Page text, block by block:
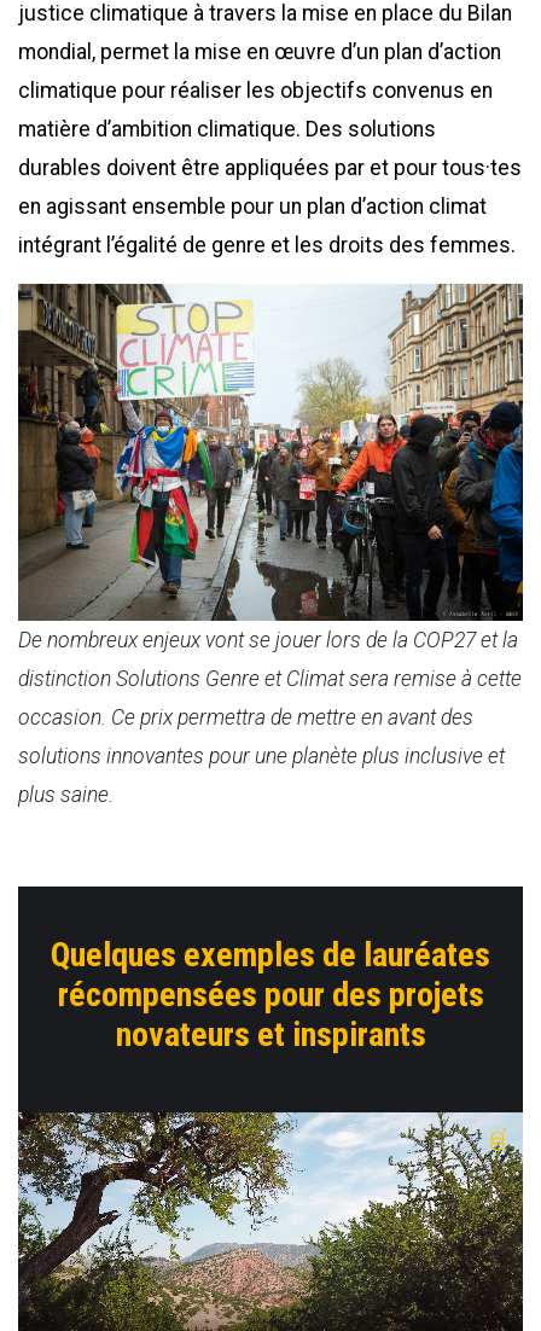
justice climatique à travers la mise en place du Bilan
mondial, permet la mise en œuvre d’un plan d’action
climatique pour réaliser les objectifs convenus en
matière d’ambition climatique. Des solutions
durables doivent être appliquées par et pour tous·tes
en agissant ensemble pour un plan d’action climat
intégrant l’égalité de genre et les droits des femmes.
De nombreux enjeux vont se jouer lors de la COP27 et la
distinction Solutions Genre et Climat sera remise à cette
occasion. Ce prix permettra de mettre en avant des
solutions innovantes pour une planète plus inclusive et
plus saine.
Quelques exemples de lauréates
récompensées pour des projets
novateurs et inspirants